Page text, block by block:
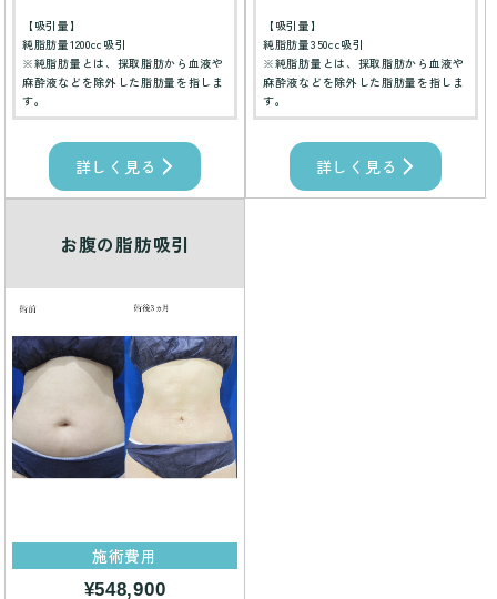
【吸引量】
純脂肪量1200cc吸引
※純脂肪量とは、採取脂肪から血液や
麻酔液などを除外した脂肪量を指しま
す。
詳しく見る
【吸引量】
純脂肪量350cc吸引
※純脂肪量とは、採取脂肪から血液や
麻酔液などを除外した脂肪量を指しま
す。
詳しく見る
お腹の脂肪吸引
施術費用
¥548,900